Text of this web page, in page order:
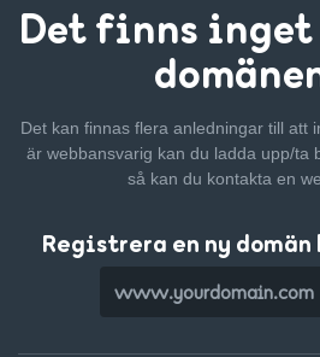
Det finns inget
Det kan finnas flera anledningar till att
är webbansvarig kan du ladda upp/ta
så kan du kontakta en
Registrera en ny domän